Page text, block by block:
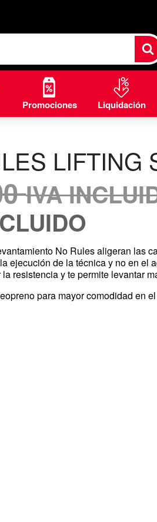
Promociones Liquidación
LIFTING
IVA
No Rules aligeran las
ejecución de la técnica y no en el
resistencia y te permite levantar
para mayor comodidad en